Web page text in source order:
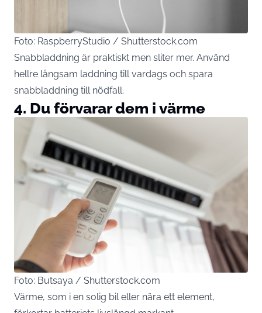
Foto: RaspberryStudio / Shutterstock.com
Snabbladdning är praktiskt men sliter mer. Använd
hellre långsam laddning till vardags och spara
snabbladdning till nödfall.
4. Du förvarar dem i värme
Foto: Butsaya / Shutterstock.com
Värme, som i en solig bileller nära ett element,